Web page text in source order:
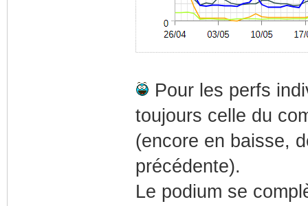
Pour les perfs
toujours celle du
(encore en baisse,
précédente).
Le podium se